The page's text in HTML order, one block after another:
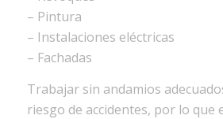
– Pintura
– Instalaciones eléctricas
– Fachadas
Trabajar sin andamios
riesgo de accidentes, por lo que